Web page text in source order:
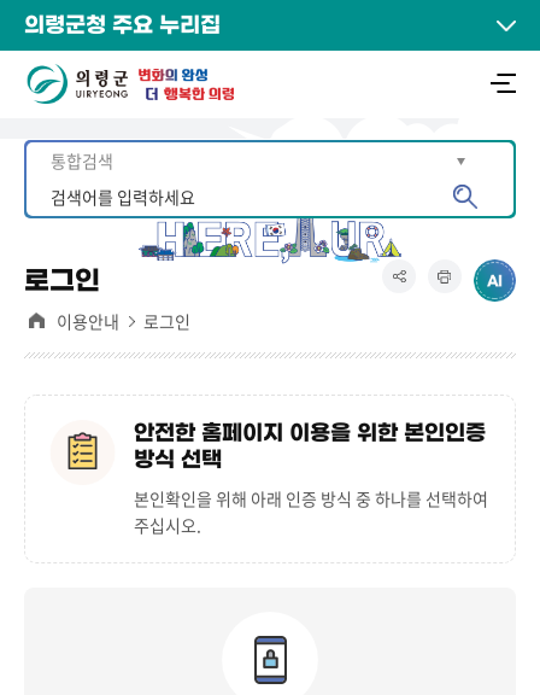
의령군청 주요 누리집
로그인
이용안내 로그인
안전한 홈페이지 이용을 위한 본인인증
방식 선택
본인확인을 위해 아래 인증 방식 중 하나를 선택하여
주십시오.